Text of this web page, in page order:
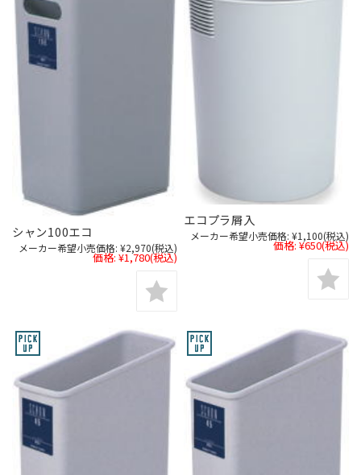
シャン100エコ
メーカー希望小売価格: ¥2,970(税込)
価格: ¥1,780(税込)
エコプラ屑入
メーカー希望小売価格: ¥1,100(税込)
価格: ¥650(税込)